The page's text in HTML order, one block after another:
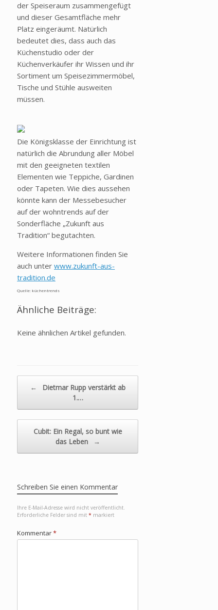
der Speiseraum zusammengefügt
und dieser Gesamtfläche mehr
Platz eingeräumt. Natürlich
bedeutet dies, dass auch das
Küchenstudio oder der
Küchenverkäufer ihr Wissen und ihr
Sortiment um Speisezimmermöbel,
Tische und Stühle ausweiten
müssen.
Die Königsklasse der Einrichtung ist
natürlich die Abrundung aller Möbel
mit den geeigneten textilen
Elementen wie Teppiche, Gardinen
oder Tapeten. Wie dies aussehen
könnte kann der Messebesucher
auf der wohntrends auf der
Sonderfläche „Zukunft aus
Tradition“ begutachten.
Weitere Informationen finden Sie
auch unter www.zukunft-aus-
tradition.de
Quelle: küchentrends
Ähnliche Beiträge:
Keine ähnlichen Artikel gefunden.
←
Dietmar Rupp verstärkt ab
1.…
Cubit: Ein Regal, so bunt wie
das Leben
→
Schreiben Sie einen Kommentar
Ihre E-Mail-Adresse wird nicht veröffentlicht.
Erforderliche Felder sind mit * markiert
Kommentar*